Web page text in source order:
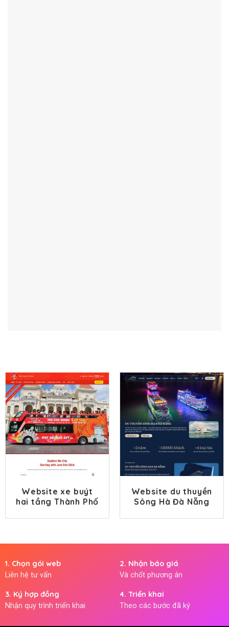
Website xe buýt
hai tầng Thành Phố
On Hop Off
Website du thuyền
Sông Hà Đà Nẵng
1. Chọn gói web
Liên hệ tư vấn
2. Nhận báo giá
Và chốt phương án
3. Ký hợp đồng
Nhận quy trình triển khai
4. Triển khai
Theo các bước đã ký